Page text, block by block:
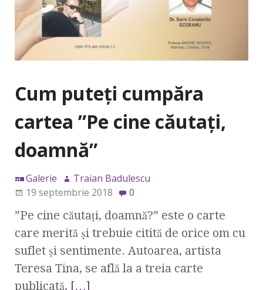
Cum puteți cumpăra
cartea ”Pe cine căutați,
doamnă”
Galerie
Traian Badulescu
19 septembrie 2018
0
”Pe cine căutați, doamnă?” este o carte
care merită și trebuie citită de orice om cu
suflet și sentimente. Autoarea, artista
Teresa Tina, se află la a treia carte
publicată, […]